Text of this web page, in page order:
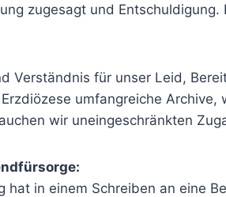
zugesagt und
Verständnis für unser Leid,
umfangreiche
wir uneingeschränkten
hat in einem Schreiben an eine